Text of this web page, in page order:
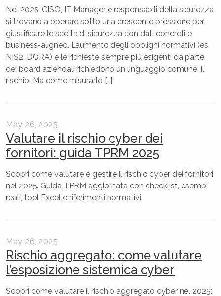
Nel 2025, CISO, IT Manager e responsabili della sicurezza
si trovano a operare sotto una crescente pressione per
giustificare le scelte di sicurezza con dati concreti e
business-aligned. L’aumento degli obblighi normativi (es.
NIS2, DORA) e le richieste sempre più esigenti da parte
dei board aziendali richiedono un linguaggio comune: il
rischio. Ma come misurarlo […]
May 26, 2025
Valutare il rischio cyber dei
fornitori: guida TPRM 2025
Scopri come valutare e gestire il rischio cyber dei fornitori
nel 2025. Guida TPRM aggiornata con checklist, esempi
reali, tool Excel e riferimenti normativi.
May 26, 2025
Rischio aggregato: come valutare
l’esposizione sistemica cyber
Scopri come valutare il rischio aggregato cyber nel 2025: